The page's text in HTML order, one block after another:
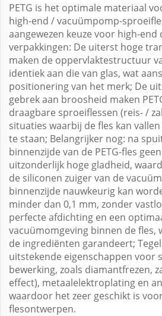
PETG is het optimale materiaal
high-end / vacuümpomp-
aangewezen keuze voor high-end
verpakkingen: De uiterst hoge
maken de oppervlaktestructuur
identiek aan die van glas, wat
positionering van het merk; De
gebrek aan broosheid maken
draagbare sproeiflessen (reis- /
situaties waarbij de fles kan
te staan; Belangrijker nog: na
binnenzijde van de PETG-fles
uitzonderlijk hoge gladheid,
de siliconen zuiger van de
binnenzijde nauwkeurig kan
minder dan 0,1 mm, zonder
perfecte afdichting en een
vacuümomgeving binnen de fles,
de ingrediënten garandeert;
uitstekende eigenschappen voor
bewerking, zoals diamantfrezen,
effect), metaalelektroplating en
waardoor het zeer geschikt is
flesontwerpen.